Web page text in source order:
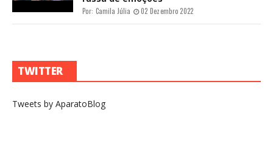
Por: Camila Júlia 02 Dezembro 2022
TWITTER
Tweets by AparatoBlog